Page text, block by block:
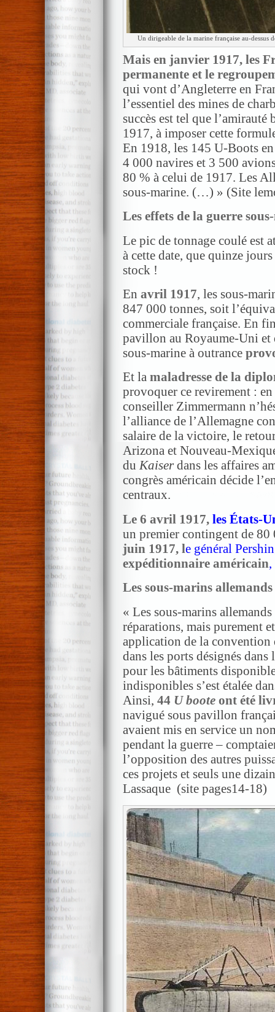
Un dirigeable de la marine française au-
Mais en janvier 1917, les
permanente et le
qui vont d’Angleterre en
l’essentiel des mines de
succès est tel que
1917, à imposer cette
En 1918, les 145 U-Boots
4 000 navires et 3 500
80 % à celui de 1917. Les
sous-marine. (…) » (Site
Les effets de la guerre
Le pic de tonnage coulé est
à cette date, que quinze
stock !
En avril 1917, les sous-
847 000 tonnes, soit
commerciale française. En
pavillon au Royaume-Uni et
sous-marine à outrance
Et la maladresse de la
provoquer ce revirement :
conseiller Zimmermann
l’alliance de l’Allemagne
salaire de la victoire, le
Arizona et Nouveau-
du Kaiserdans les affaires
congrès américain décide
centraux.
Le 6 avril 1917, les États-
un premier contingent de 80
juin 1917, le général
expéditionnaire américain,
Les sous-marins
« Les sous-marins
réparations, mais purement
application de la convention
dans les ports désignés
pour les bâtiments
indisponibles s’est étalée
Ainsi, 44 U boote ont été
navigué sous pavillon
avaient mis en service un
pendant la guerre –
l’opposition des autres
ces projets et seuls une
Lassaque (site pages14-18)